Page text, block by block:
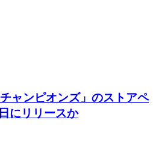
ャンピオンズ」のストアペ
にリリースか